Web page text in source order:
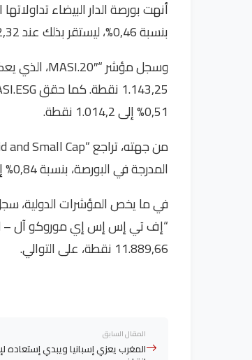
أنهت بورصة الدار البيضاء
بنسبة 0,46%، ليستقر بذلك عند 14.182,32 نقطة.
0,51% إلى 1.014,2 نقطة.
المدرجة في البورصة، بنسبة 0,84% إلى 1.382,65 نقطة.
11.889,66 نقطة، على التوالي.
المقال السابق
المغرب يعزي إسبانيا ويبدي إستعاده